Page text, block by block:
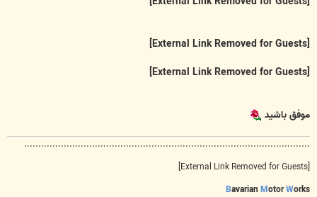
[External Link Removed for Guests]
[External Link Removed for Guests]
موفق باشید
.....................................................................................................
[External Link Removed for Guests]
Bavarian MotorWorks